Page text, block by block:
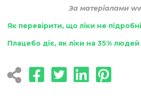
За матеріалами
Як перевірити, що ліки не підробні
Плацебо діє, як ліки на 35% людей